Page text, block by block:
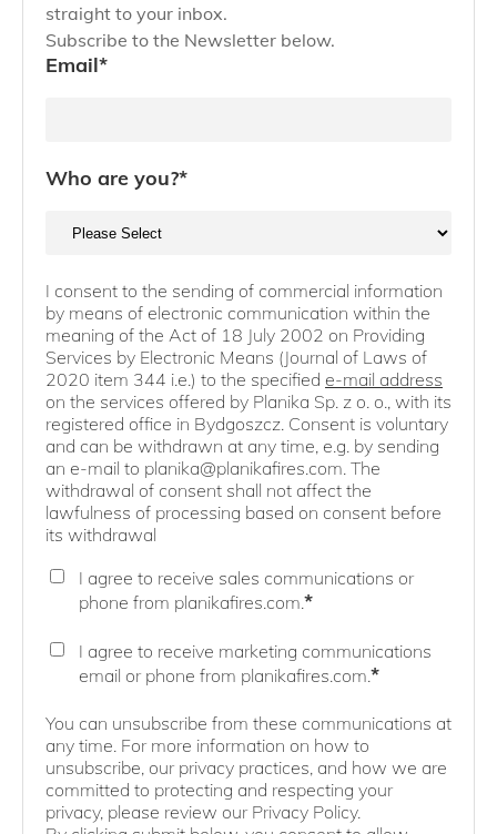
straight to your inbox.
Subscribe to the Newsletter below.
Email*
Who are you?*
I consent to the sending of commercial information
by means of electronic communication within the
meaning of the Act of 18 July 2002 on Providing
Services by Electronic Means (Journal of Laws of
2020 item 344 i.e.) to the specified e-mail address
on the services offered by Planika Sp. z o. o., with its
registered office in Bydgoszcz. Consent is voluntary
and can be withdrawn at any time, e.g. by sending
an e-mail to planika@planikafires.com. The
withdrawal of consent shall not affect the
lawfulness of processing based on consent before
its withdrawal
I agree to receive sales communications or
phone from planikafires.com.*
I agree to receive marketing communications
email or phone from planikafires.com.*
You can unsubscribe from these communications at
any time. For more information on how to
unsubscribe, our privacy practices, and how we are
committed to protecting and respecting your
privacy, please review our Privacy Policy.